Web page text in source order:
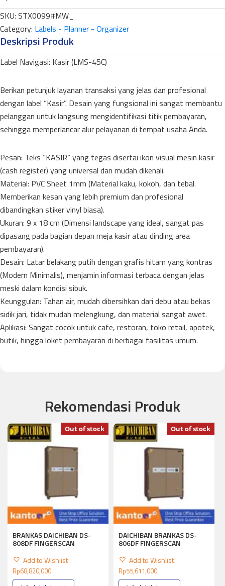
SKU: STX0099#MW_
Category: Labels - Planner - Organizer
Deskripsi Produk
Label Navigasi: Kasir (LMS-45C)
Berikan petunjuk layanan transaksi yang jelas dan profesional
dengan label “Kasir”. Desain yang fungsional ini sangat membantu
pelanggan untuk langsung mengidentifikasi titik pembayaran,
sehingga memperlancar alur pelayanan di tempat usaha Anda.
​Pesan: Teks “KASIR” yang tegas disertai ikon visual mesin kasir
(cash register) yang universal dan mudah dikenali.
Material: PVC Sheet 1mm (Material kaku, kokoh, dan tebal.
Memberikan kesan yang lebih premium dan profesional
dibandingkan stiker vinyl biasa).
​Ukuran: 9 x 18 cm (Dimensi landscape yang ideal, sangat pas
dipasang pada bagian depan meja kasir atau dinding area
pembayaran).
​Desain: Latar belakang putih dengan grafis hitam yang kontras
(Modern Minimalis), menjamin informasi terbaca dengan jelas
meski dalam kondisi sibuk.
​Keunggulan: Tahan air, mudah dibersihkan dari debu atau bekas
sidik jari, tidak mudah melengkung, dan material sangat awet.
​Aplikasi: Sangat cocok untuk cafe, restoran, toko retail, apotek,
butik, hingga loket pembayaran di berbagai fasilitas umum.
Rekomendasi Produk
BRANKAS DAICHIBAN DS-
808DF FINGERSCAN
Add to Wishlist
Out of stock
Rp68,820,000
DAICHIBAN BRANKAS DS-
806DF FINGERSCAN
Add to Wishlist
Out of stock
Rp55,611,000